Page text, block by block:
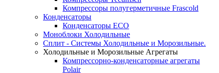
Компрессоры полугерметичные Frascold
Конденсаторы
Конденсаторы ECO
Моноблоки Холодильные
Сплит - Системы Холодильные и Морозильные.
Холодильные и Морозильные Агрегаты
Компрессорно-конденсаторные агрегаты
Polair